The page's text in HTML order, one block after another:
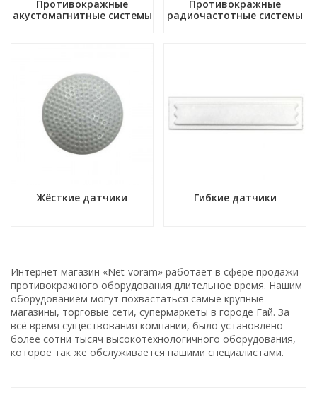
Противокражные
акустомагнитные системы
Противокражные
радиочастотные системы
Жёсткие датчики Гибкие датчики
Интернет магазин «Net-voram» работает в сфере продажи
противокражного оборудования длительное время. Нашим
оборудованием могут похвастаться самые крупные
магазины, торговые сети, супермаркеты в городе Гай. За
всё время существования компании, было установлено
более сотни тысяч высокотехнологичного оборудования,
которое так же обслуживается нашими специалистами.